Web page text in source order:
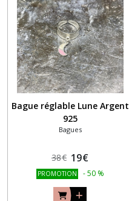
Bague réglable Lune Argent
925
Bagues
38€ 19€
PROMOTION -50 %